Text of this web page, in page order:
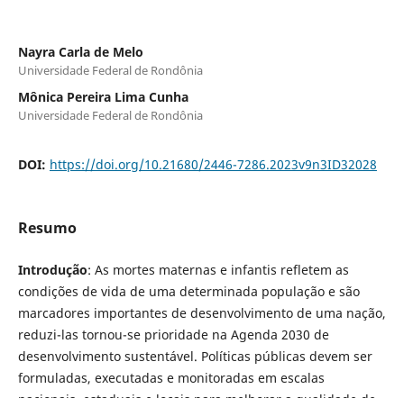
Nayra Carla de Melo
Universidade Federal de Rondônia
Mônica Pereira Lima Cunha
Universidade Federal de Rondônia
DOI: https://doi.org/10.21680/2446-7286.2023v9n3ID32028
Resumo
Introdução: As mortes maternas e infantis refletem as
condições de vida de uma determinada população e são
marcadores importantes de desenvolvimento de uma nação,
reduzi-las tornou-se prioridade na Agenda 2030 de
desenvolvimento sustentável. Políticas públicas devem ser
formuladas, executadas e monitoradas em escalas